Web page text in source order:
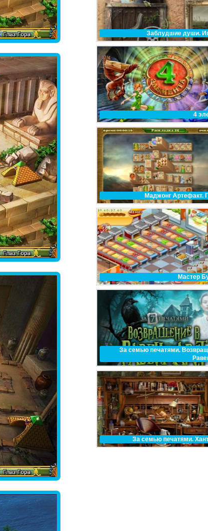
Заблудшие души.
4
Маджонг Артефакт.
Мастер
За семью печатями.
За семью печатями.